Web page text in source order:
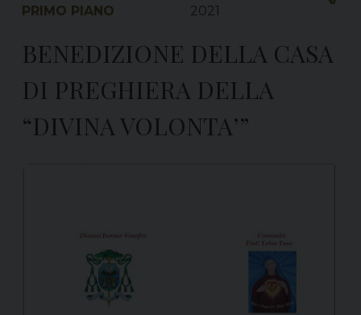
PRIMO PIANO
2021
BENEDIZIONE DELLA CASA
DI PREGHIERA DELLA
“DIVINA VOLONTA’”